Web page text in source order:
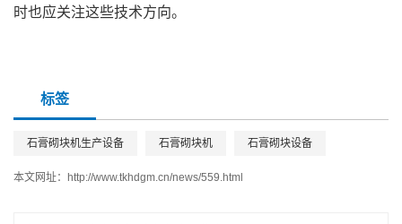
时也应关注这些技术方向。
标签
石膏砌块机生产设备 石膏砌块机 石膏砌块设备
本文网址： http://www.tkhdgm.cn/news/559.html